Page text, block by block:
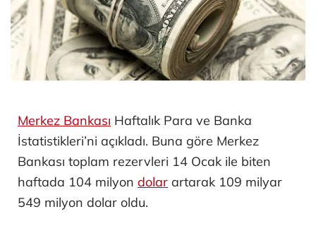
Merkez Bankası Haftalık Para ve Banka
İstatistikleri’ni açıkladı. Buna göre Merkez
Bankası toplam rezervleri 14 Ocak ile biten
haftada 104 milyon dolar artarak 109 milyar
549 milyon dolar oldu.